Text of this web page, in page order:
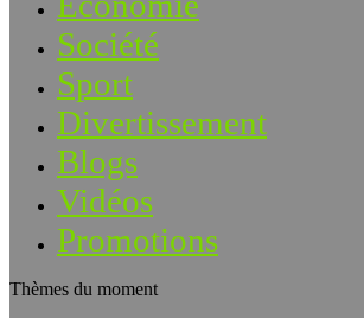
Société
Sport
Divertissement
Blogs
Vidéos
Promotions
Thèmes du moment